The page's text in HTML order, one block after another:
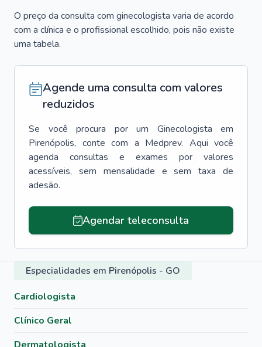
O preço da consulta com ginecologista varia de acordo
com a clínica e o profissional escolhido, pois não existe
uma tabela.
Agende uma consulta com valores
reduzidos
Se você procura por um Ginecologista
em
Pirenópolis, conte com a Medprev. Aqui você
agenda consultas e exames por valores
acessíveis, sem mensalidade e sem taxa de
adesão.
Agendar teleconsulta
Especialidades em Pirenópolis - GO
Cardiologista
Clínico Geral